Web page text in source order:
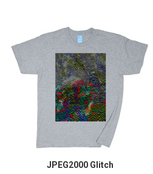
JPEG2000 Glitch